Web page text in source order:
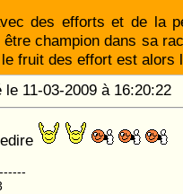
des efforts et de la
champion dans sa
fruit des effort est alors
le 11-03-2009 à